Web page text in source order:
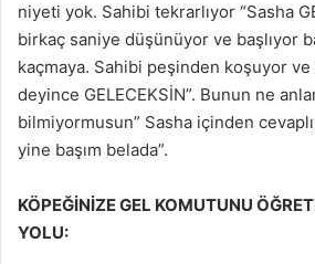
niyeti yok. Sahibi tekrarlıyor “Sasha
birkaç saniye düşünüyor ve başlıyor
kaçmaya. Sahibi peşinden koşuyor ve
deyince GELECEKSİN”. Bunun ne
bilmiyormusun” Sasha içinden
yine başım belada”.
KÖPEĞİNİZE GEL KOMUTUNU
YOLU: